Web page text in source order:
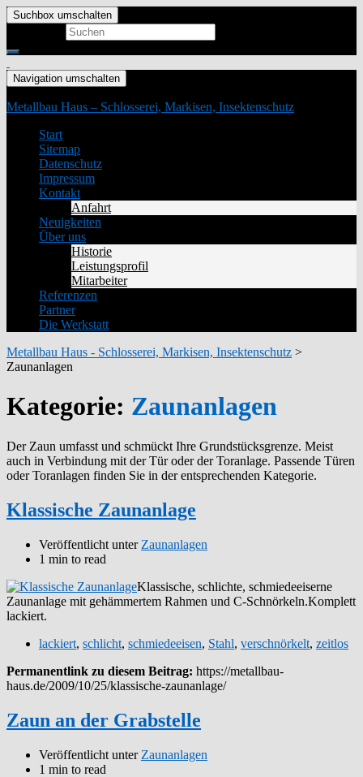
Suchbox umschalten
Navigation umschalten
Metallbau Haus – Schlosserei, Markisen, Insektenschutz
Start
Sitemap
Datenschutz
Impressum
Kontakt
Anfahrt
Neuigkeiten
Über uns
Historie
Leistungsprofil
Mitarbeiter
Referenzen
Partner
Die Werkstatt
Metallbau Haus - Schlosserei, Markisen, Insektenschutz >
Zaunanlagen
Kategorie: Zaunanlagen
Der Zaun umfasst und schmückt Ihre Grundstücksgrenze. Meist
auch in Verbindung mit der Tür oder der Toranlage. Passende Türen
oder Toranlagen finden Sie in der entsprechenden Kategorie.
Klassische Zaunanlage
Veröffentlicht unter Zaunanlagen
1 min to read
Klassische, schlichte, schmiedeeiserne
Zaunanlage mit gehämmertem Rahmen und C-Schnörkeln.Komplett
lackiert.
lackiert, schlicht, schmiedeeisen, Stahl, verschnörkelt, zeitlos
Permanentlink zu diesem Beitrag: https://metallbau-
haus.de/2009/10/25/klassische-zaunanlage/
Zaun an der Grabstelle
Veröffentlicht unter Zaunanlagen
1 min to read